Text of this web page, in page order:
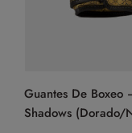
Guantes De Boxeo
Shadows (Dorado/